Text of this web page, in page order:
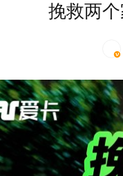
挽救两